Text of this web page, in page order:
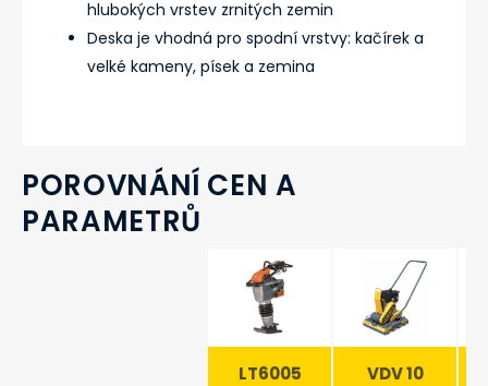
hlubokých vrstev zrnitých zemin
Deska je vhodná pro spodní vrstvy: kačírek a
velké kameny, písek a zemina
POROVNÁNÍ CEN A
PARAMETRŮ
LT6005
VDV 10